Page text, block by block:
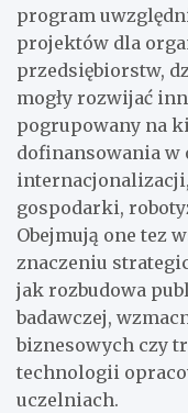
program
projektów dla
przedsiębiorstw,
mogły rozwijać
pogrupowany na
dofinansowania w
gospodarki,
Obejmują one tez
znaczeniu
jak rozbudowa
badawczej,
biznesowych czy
technologii
uczelniach.